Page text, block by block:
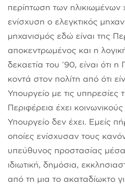
περίπτωση των
ενίσχυση ο ελεγκτικός
μηχανισμός εδώ είναι της
αποκεντρωμένος και η
δεκαετία του ’90, είναι ότι η
κοντά στον πολίτη από ότι
Υπουργείο με τις υπηρεσίες
Περιφέρεια έχει
Υπουργείο δεν έχει. Εμείς
οποίες ενίσχυσαν τους
υπεύθυνος προστασίας
ιδιωτική, δημόσια,
από τη μια το ακαταδίωκτο